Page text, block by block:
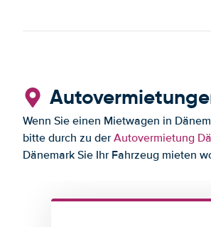
Wenn Sie einen Mietwagen in
bitte durch zu derAutovermietung
Dänemark Sie Ihr Fahrzeug mieten